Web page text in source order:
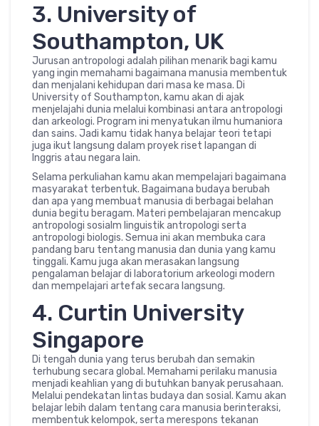
3. University of
Southampton, UK
Jurusan antropologi adalah pilihan menarik bagi kamu
yang ingin memahami bagaimana manusia membentuk
dan menjalani kehidupan dari masa ke masa. Di
University of Southampton, kamu akan di ajak
menjelajahi dunia melalui kombinasi antara antropologi
dan arkeologi. Program ini menyatukan ilmu humaniora
dan sains. Jadi kamu tidak hanya belajar teori tetapi
juga ikut langsung dalam proyek riset lapangan di
Inggris atau negara lain.
Selama perkuliahan kamu akan mempelajari bagaimana
masyarakat terbentuk. Bagaimana budaya berubah
dan apa yang membuat manusia di berbagai belahan
dunia begitu beragam. Materi pembelajaran mencakup
antropologi sosialm linguistik antropologi serta
antropologi biologis. Semua ini akan membuka cara
pandang baru tentang manusia dan dunia yang kamu
tinggali. Kamu juga akan merasakan langsung
pengalaman belajar di laboratorium arkeologi modern
dan mempelajari artefak secara langsung.
4. Curtin University
Singapore
Di tengah dunia yang terus berubah dan semakin
terhubung secara global. Memahami perilaku manusia
menjadi keahlian yang di butuhkan banyak perusahaan.
Melalui pendekatan lintas budaya dan sosial. Kamu akan
belajar lebih dalam tentang cara manusia berinteraksi,
membentuk kelompok, serta merespons tekanan